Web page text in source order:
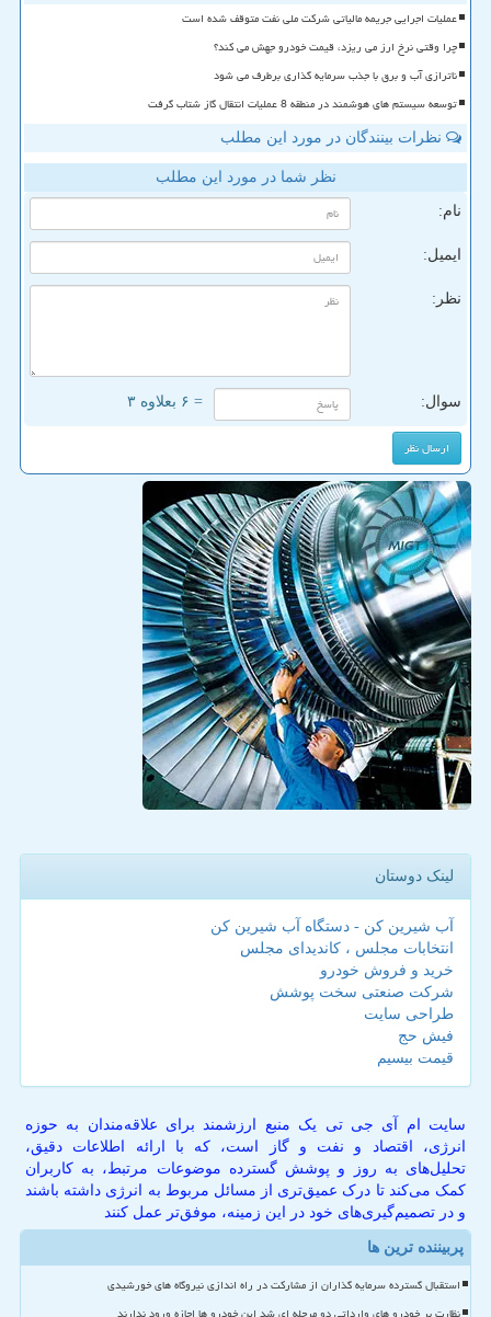
عملیات اجرایی جریمه مالیاتی شرکت ملی نفت متوقف شده است
چرا وقتی نرخ ارز می ریزد، قیمت خودرو جهش می کند؟
ناترازی آب و برق با جذب سرمایه گذاری برطرف می شود
توسعه سیستم های هوشمند در منطقه 8 عملیات انتقال گاز شتاب گرفت
نظرات بینندگان در مورد این مطلب
نظر شما در مورد این مطلب
نام:
ایمیل:
نظر:
سوال: = ۶ بعلاوه ۳
لینک دوستان
آب شیرین کن - دستگاه آب شیرین کن
انتخابات مجلس ، کاندیدای مجلس
خرید و فروش خودرو
شرکت صنعتی سخت پوشش
طراحی سایت
فیش حج
قیمت بیسیم
سایت ام آی جی تی یک منبع ارزشمند برای علاقه‌مندان به حوزه
انرژی، اقتصاد و نفت و گاز است، که با ارائه اطلاعات دقیق،
تحلیل‌های به روز و پوشش گسترده موضوعات مرتبط، به کاربران
کمک می‌کند تا درک عمیق‌تری از مسائل مربوط به انرژی داشته باشند
و در تصمیم‌گیری‌های خود در این زمینه، موفق‌تر عمل کنند
پربیننده ترین ها
استقبال گسترده سرمایه گذاران از مشارکت در راه اندازی نیروگاه های خورشیدی